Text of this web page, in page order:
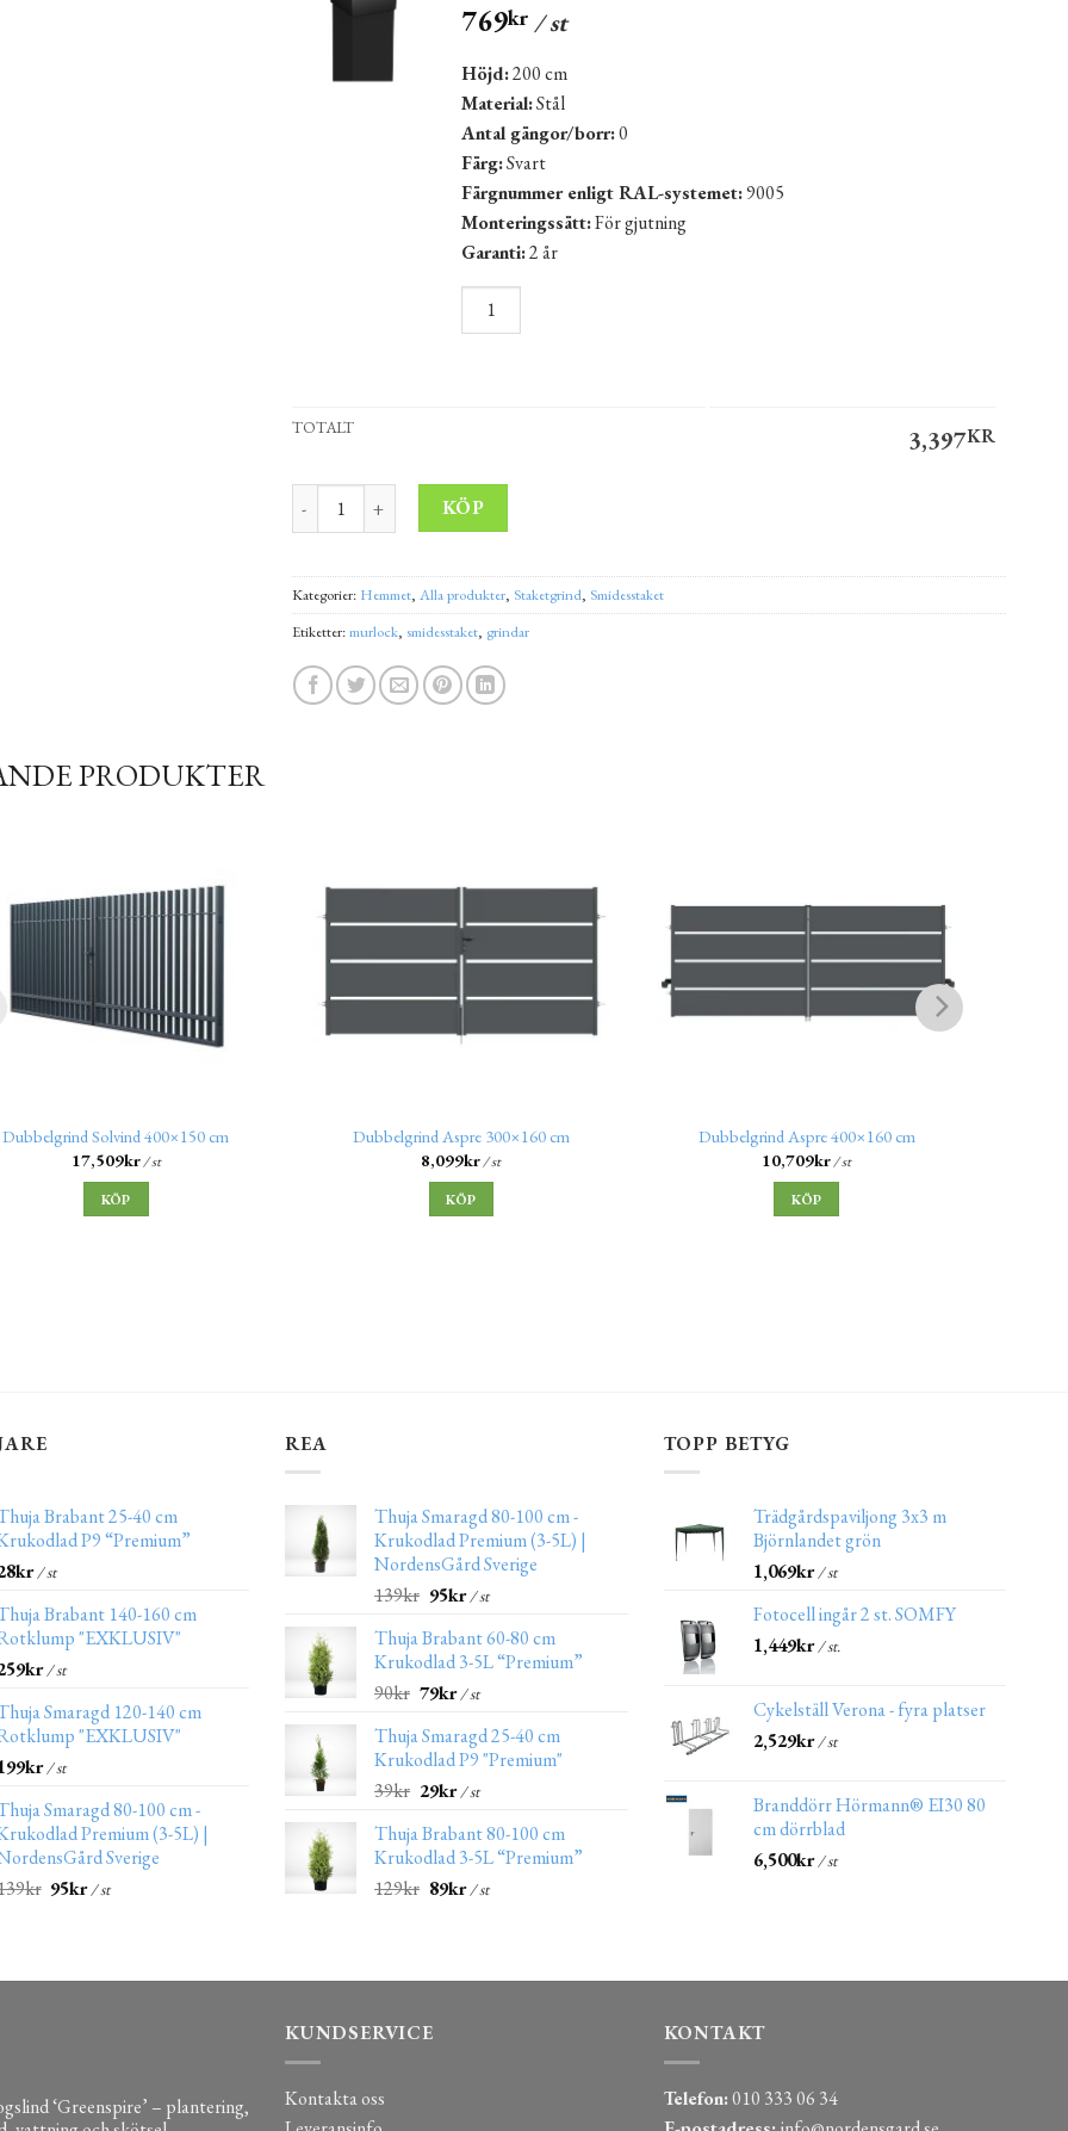
769kr/ st
Höjd:200 cm
Material:Stål
Antal gängor/borr:0
Färg:Svart
Färgnummer enligt RAL-systemet:9005
Monteringssätt:För gjutning
Garanti:2 år
TOTALT 3,397KR
Staketgrind LÖTSJÖN 200 x 120 cm mängd
KÖP
Kategorier: Hemmet, Alla produkter, Staketgrind, Smidesstaket
Etiketter:murlock, smidesstaket, grindar
PRODUKTER
Dubbelgrind Solvind 400×150 cm
17,509kr/ st
KÖP
Dubbelgrind Aspre 300×160 cm
8,099kr/ st
KÖP
Dubbelgrind Aspre 400×160 cm
10,709kr/ st
KÖP
Brabant 25-40 cm
P9 “Premium”
kr/ st
Brabant 140-160 cm
"EXKLUSIV"
kr/ st
Smaragd 120-140 cm
"EXKLUSIV"
kr/ st
Smaragd 80-100 cm -
Premium (3-5L) |
Sverige
kr 95kr/ st
REA
Thuja Smaragd 80-100 cm -
Krukodlad Premium (3-5L) |
NordensGård Sverige
139kr 95kr/ st
Thuja Brabant 60-80 cm
Krukodlad 3-5L “Premium”
90kr 79kr/ st
Thuja Smaragd 25-40 cm
Krukodlad P9 "Premium"
39kr 29kr/ st
Thuja Brabant 80-100 cm
Krukodlad 3-5L “Premium”
129kr 89kr/ st
TOPP BETYG
Trädgårdspaviljong 3x3 m
Björnlandet grön
1,069kr/ st
Fotocell ingår 2 st. SOMFY
1,449kr/ st.
Cykelställ Verona - fyra platser
2,529kr/ st
Branddörr Hörmann® EI30 80
cm dörrblad
6,500kr/ st
‘Greenspire’ – plantering,
KUNDSERVICE
Kontakta oss
KONTAKT
Telefon:010 333 06 34